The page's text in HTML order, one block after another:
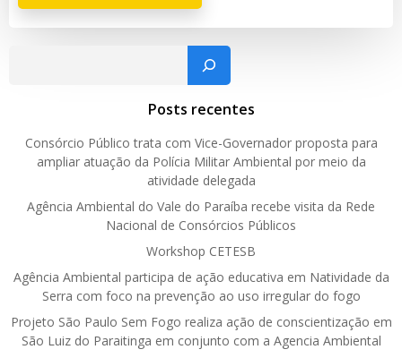
Pesquisar
Posts recentes
Consórcio Público trata com Vice-Governador proposta para
ampliar atuação da Polícia Militar Ambiental por meio da
atividade delegada
Agência Ambiental do Vale do Paraíba recebe visita da Rede
Nacional de Consórcios Públicos
Workshop CETESB
Agência Ambiental participa de ação educativa em Natividade da
Serra com foco na prevenção ao uso irregular do fogo
Projeto São Paulo Sem Fogo realiza ação de conscientização em
São Luiz do Paraitinga em conjunto com a Agencia Ambiental